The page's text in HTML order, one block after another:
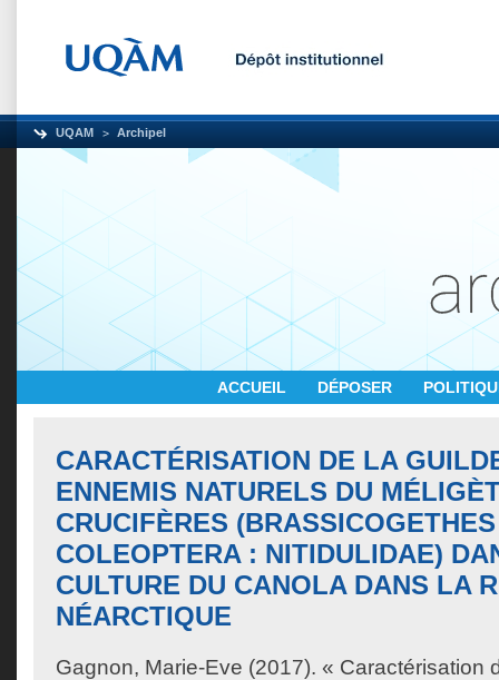
UQAM Archipel
ACCUEIL DÉPOSER
CARACTÉRISATION DE LA
ENNEMIS NATURELS DU
CRUCIFÈRES
COLEOPTERA : NITIDULIDAE)
CULTURE DU CANOLA DANS LA
NÉARCTIQUE
Gagnon, Marie-Eve (2017). « Caractérisation